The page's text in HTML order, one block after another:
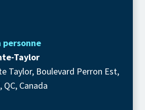
personne
Taylor
Taylor, Boulevard Perron Est,
Canada